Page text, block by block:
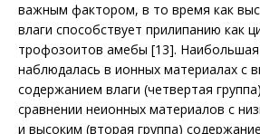
важным фактором, в то время как
влаги способствует прилипанию как
трофозоитов амебы [13]. Наи­большая
наблюдалась в ионных материалах с
содержанием влаги (четвертая
сравнении неионных материалов с
и высоким (вторая группа)